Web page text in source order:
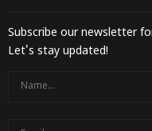
Subscribe our newsletter
Let's stay updated!